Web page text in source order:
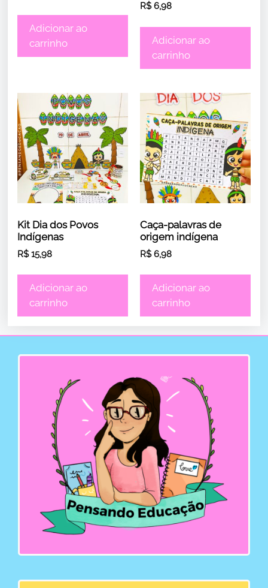
Adicionar ao
carrinho
R$6,98
Adicionar ao
carrinho
Kit Dia dos Povos
Indígenas
R$15,98
Adicionar ao
carrinho
Caça-palavras de
origem indígena
R$6,98
Adicionar ao
carrinho